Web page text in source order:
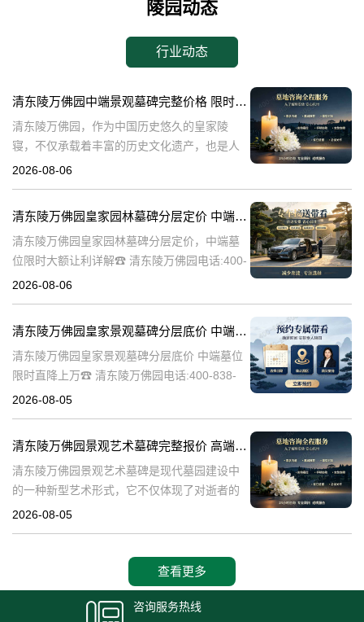
陵园动态
行业动态
清东陵万佛园中端景观墓碑完整价格 限时减免多年管理费详解
清东陵万佛园，作为中国历史悠久的皇家陵
寝，不仅承载着丰富的历史文化遗产，也是人
们缅怀先人、寄托哀思的重要场所。近年来，
清
2026-08-06
清东陵万佛园皇家园林墓碑分层定价 中端墓位限时大额让利详解
清东陵万佛园皇家园林墓碑分层定价，中端墓
位限时大额让利详解☎ 清东陵万佛园电话:400-
838-5063清东陵万佛园，作为中国历史上著名
2026-08-06
清东陵万佛园皇家景观墓碑分层底价 中端墓位限时直降上万
清东陵万佛园皇家景观墓碑分层底价 中端墓位
限时直降上万☎ 清东陵万佛园电话:400-838-
5063清东陵万佛园，作为中国历史上著名的皇
2026-08-05
清东陵万佛园景观艺术墓碑完整报价 高端墓型大额直降活动详解
清东陵万佛园景观艺术墓碑是现代墓园建设中
的一种新型艺术形式，它不仅体现了对逝者的
尊重和缅怀，更是一种文化艺术的传承。本文
2026-08-05
查看更多
咨询服务热线